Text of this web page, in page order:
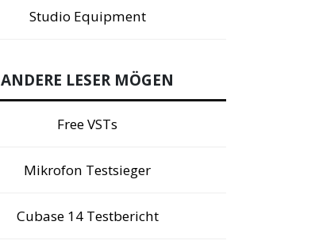
Studio Equipment
ANDERE LESER MÖGEN
Free VSTs
Mikrofon Testsieger
Cubase 14 Testbericht